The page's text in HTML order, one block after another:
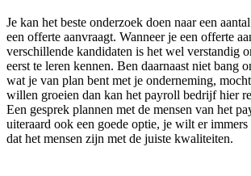
Je kan het beste onderzoek doen naar een
een offerte aanvraagt. Wanneer je een offerte
verschillende kandidaten is het wel verstandig
eerst te leren kennen. Ben daarnaast niet bang
wat je van plan bent met je onderneming,
willen groeien dan kan het payroll bedrijf hier
Een gesprek plannen met de mensen van het
uiteraard ook een goede optie, je wilt er
dat het mensen zijn met de juiste kwaliteiten.